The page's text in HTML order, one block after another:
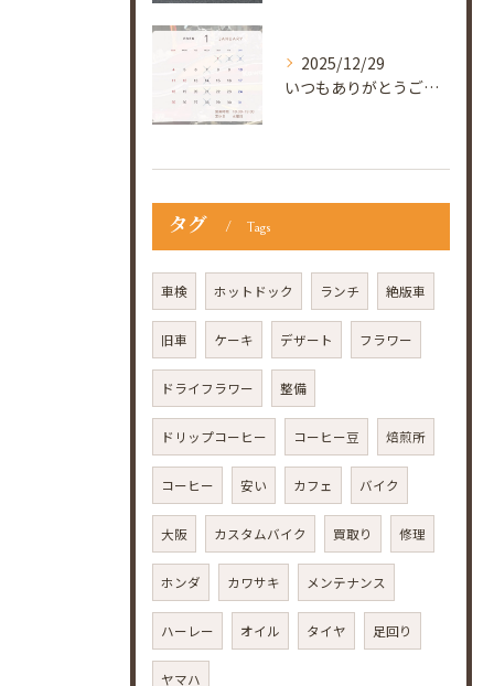
2025/12/29
いつもありがとうございます😊
タグ Tags
車検 ホットドック ランチ 絶版車
旧車 ケーキ デザート フラワー
ドライフラワー 整備
ドリップコーヒー コーヒー豆 焙煎所
コーヒー 安い カフェ バイク
大阪 カスタムバイク 買取り 修理
ホンダ カワサキ メンテナンス
ハーレー オイル タイヤ 足回り
ヤマハ